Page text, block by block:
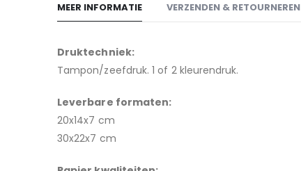
MEER INFORMATIE
Druktechniek:
Tampon/zeefdruk. 1 of 2 kleurendruk.
Leverbare formaten:
20x14x7 cm
30x22x7 cm
VERZENDEN & RETOURNEREN